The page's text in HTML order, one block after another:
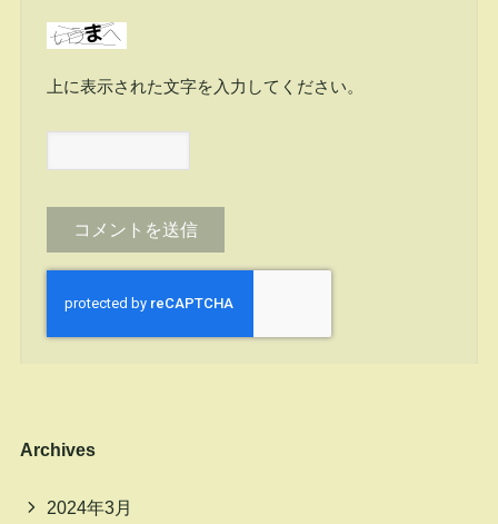
上に表示された文字を入力してください。
Archives
2024年3月